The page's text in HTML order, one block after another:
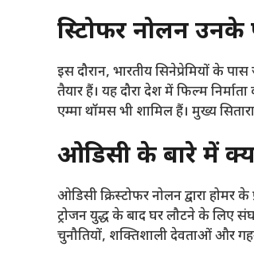
क्रिस्टोफर नोलन
इस दौरान, भारतीय सिनेप्रेमियों के
तैयार हैं। यह दौरा देश में फिल्म
एम्मा थॉमस भी शामिल हैं। मुख्य
ओडिसी के बारे में
ओडिसी क्रिस्टोफर नोलन द्वारा
ट्रोजन युद्ध के बाद घर लौटने के लिए
चुनौतियों, शक्तिशाली देवताओं और